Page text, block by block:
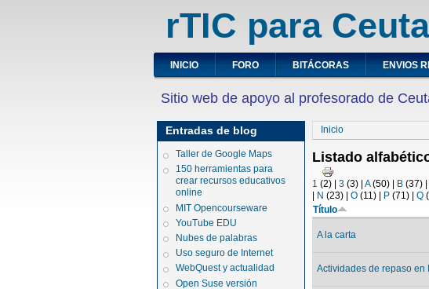
rTIC para
INICIO FORO BITÁCORAS ENVIOS
Sitio web de apoyo al profesorado de
Entradas de blog
Taller de Google Maps
150 herramientas para
crear recursos educativos
online
MIT Opencourseware
YouTube EDU
Nubes de palabras
Uso seguro de Internet
WebQuest y actualidad
Open Suse versión
Inicio
Listado
1 (2) |3 (3) |A(50) B (37)
N (23) |O (11) P (71) |Q
Título
A la carta
Actividades de repaso en